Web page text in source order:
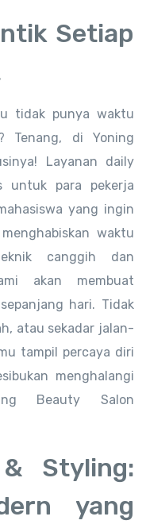
Setiap
tidak punya waktu
Tenang, di Yoning
Layanan daily
untuk para pekerja
yang ingin
waktu
canggih dan
akan membuat
hari. Tidak
atau sekadar jalan-
tampil percaya diri
menghalangi
Beauty Salon
Styling:
yang